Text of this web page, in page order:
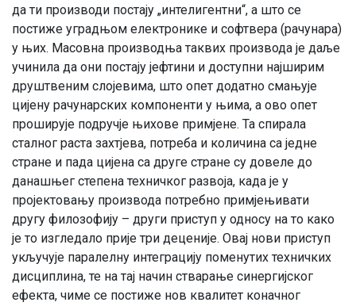
да ти производи постају „интелигентни“, а што се
постиже уградњом електронике и софтвера (рачунара)
у њих. Масовна производња таквих производа је даље
учинила да они постају јефтини и доступни најширим
друштвеним слојевима, што опет додатно смањује
цијену рачунарских компоненти у њима, а ово опет
проширује подручје њихове примјене. Та спирала
сталног раста захтјева, потреба и количина са једне
стране и пада цијена са друге стране су довеле до
данашњег степена техничког развоја, када је у
пројектовању производа потребно примјењивати
другу филозофију – други приступ у односу на то како
је то изгледало прије три деценије. Овај нови приступ
укључује паралелну интеграцију поменутих техничких
дисциплина, те на тај начин стварање синергијског
ефекта, чиме се постиже нов квалитет коначног